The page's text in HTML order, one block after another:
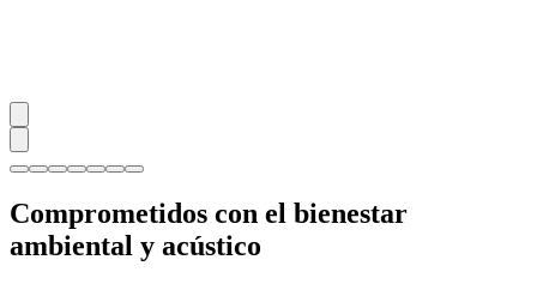
Comprometidos con el bienestar
ambiental y acústico